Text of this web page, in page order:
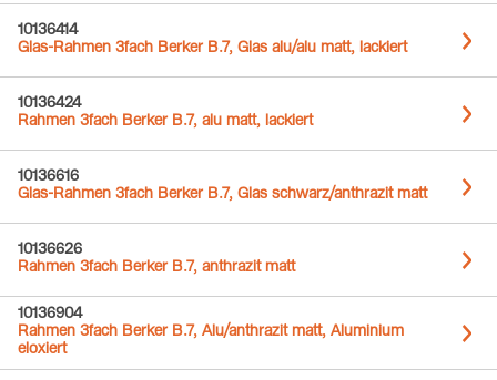
10136414
Glas-Rahmen 3fach Berker B.7, Glas alu/alu matt, lackiert
10136424
Rahmen 3fach Berker B.7, alu matt, lackiert
10136616
Glas-Rahmen 3fach Berker B.7, Glas schwarz/anthrazit matt
10136626
Rahmen 3fach Berker B.7, anthrazit matt
10136904
Rahmen 3fach Berker B.7, Alu/anthrazit matt, Aluminium
eloxiert